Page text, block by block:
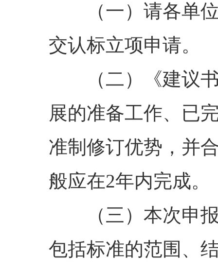
（一）请各单
交认标立项申请。
（二）《建议
展的准备工作、已
准制修订优势，并
般应在2年内完成。
（三）本次申
包括标准的范围、